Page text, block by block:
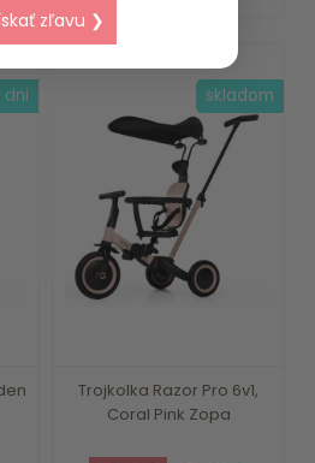
Trojkolka Razor Pro 6v1,
Coral Pink Zopa
skladom
zľavu ❯